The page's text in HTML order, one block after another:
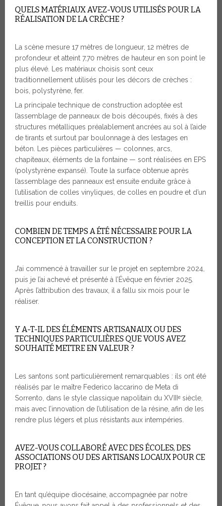
QUELS MATÉRIAUX AVEZ-VOUS UTILISÉS POUR LA
RÉALISATION DE LA CRÈCHE ?
La scène mesure 17 mètres de longueur, 12 mètres de
profondeur et atteint 7,70 mètres de hauteur en son point le
plus élevé. Les matériaux choisis sont ceux
traditionnellement utilisés pour les décors de crèches :
bois, polystyrène, fer.
La principale technique de construction adoptée est
l’assemblage de panneaux de bois découpés, fixés à des
structures métalliques préalablement ancrées au sol à l’aide
de tirants et surtout par boulonnage à des lestages en
béton. Les pièces particulières — colonnes, arcs,
chapiteaux, éléments de la fontaine — sont réalisées en EPS
(polystyrène expansé). Toute la surface obtenue après
l’assemblage des panneaux est ensuite enduite grâce à
l’utilisation de colles vinyliques, de colles en poudre et d’un
treillis pour enduits.
COMBIEN DE TEMPS A ÉTÉ NÉCESSAIRE POUR LA
CONCEPTION ET LA CONSTRUCTION ?
J’ai commencé à travailler sur le projet en septembre 2024,
puis je l’ai achevé et présenté à l’Évêque en février 2025.
Après l’attribution des travaux, il a fallu six mois pour le
réaliser.
Y A-T-IL DES ÉLÉMENTS ARTISANAUX OU DES
TECHNIQUES PARTICULIÈRES QUE VOUS AVEZ
SOUHAITÉ METTRE EN VALEUR ?
Les santons sont particulièrement remarquables : ils ont été
réalisés par le maître Federico Iaccarino de Meta di
Sorrento, dans le style classique napolitain du XVIIIᵉ siècle,
mais avec l’innovation de l’utilisation de la résine, afin de les
rendre plus légers et plus résistants aux intempéries.
AVEZ-VOUS COLLABORÉ AVEC DES ÉCOLES, DES
ASSOCIATIONS OU DES ARTISANS LOCAUX POUR CE
PROJET ?
En tant qu’équipe diocésaine, accompagnée par notre